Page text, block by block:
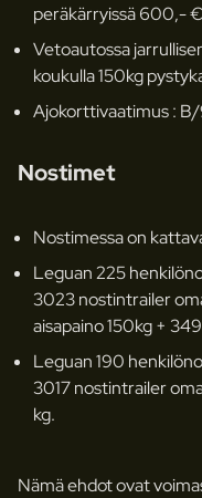
peräkärryissä 600,-
Vetoautossa
koukulla 150kg
Ajokorttivaatimus : B/
Nostimet
Nostimessa on
Leguan 225
3023 nostintrailer
aisapaino 150kg +
Leguan 190
3017 nostintrailer
kg.
Nämä ehdot ovat